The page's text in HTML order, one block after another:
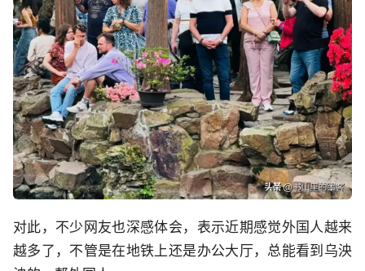
对此，不少网友也深感体会，表示近期感觉外国人越来
越多了，不管是在地铁上还是办公大厅，总能看到乌泱